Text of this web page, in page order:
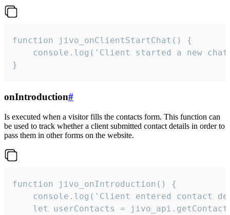
function jivo_onClientStartChat() {
console.log('Client started a new
}
onIntroduction#
Is executed when a visitor fills the contacts form. This function can
be used to track whether a client submitted contact details in order to
pass them in other forms on the website.
function jivo_onIntroduction() {
console.log('Client entered contact
let userContacts =